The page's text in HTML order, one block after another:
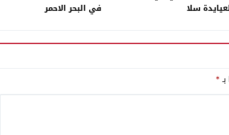
سلا
في البحر الاحمر
*